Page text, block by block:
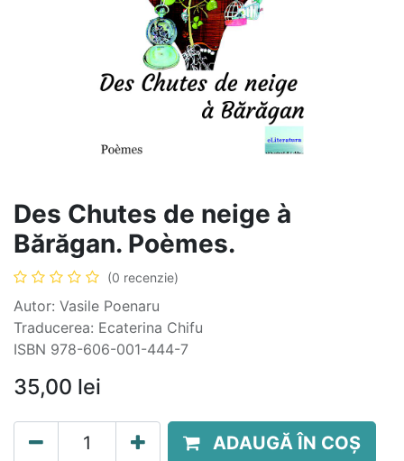
Des Chutes de neige à
Bărăgan. Poèmes.
(0 recenzie)
Autor: Vasile Poenaru
Traducerea: Ecaterina Chifu
ISBN 978-606-001-444-7
35,00 lei
ADAUGĂ ÎN COȘ